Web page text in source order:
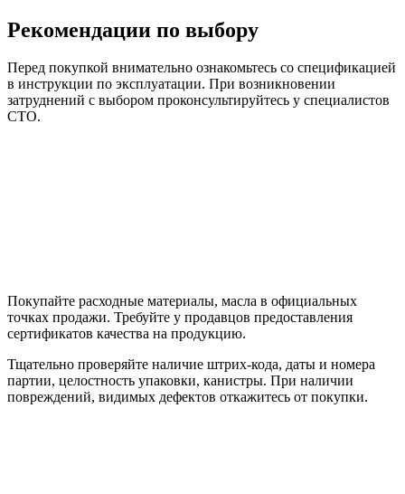
Рекомендации по выбору
Перед покупкой внимательно ознакомьтесь со спецификацией
в инструкции по эксплуатации. При возникновении
затруднений с выбором проконсультируйтесь у специалистов
СТО.
Покупайте расходные материалы, масла в официальных
точках продажи. Требуйте у продавцов предоставления
сертификатов качества на продукцию.
Тщательно проверяйте наличие штрих-кода, даты и номера
партии, целостность упаковки, канистры. При наличии
повреждений, видимых дефектов откажитесь от покупки.